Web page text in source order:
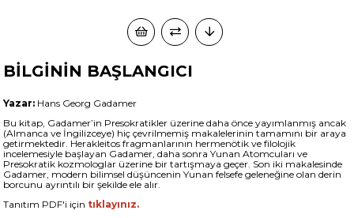
BİLGİNİN BAŞLANGICI
Yazar: Hans Georg Gadamer
Bu kitap, Gadamer’in Presokratikler üzerine daha önce yayımlanmış ancak
(Almanca ve İngilizceye) hiç çevrilmemiş makalelerinin tamamını bir araya
getirmektedir. Herakleitos fragmanlarının hermenötik ve filolojik
incelemesiyle başlayan Gadamer, daha sonra Yunan Atomcuları ve
Presokratik kozmologlar üzerine bir tartışmaya geçer. Son iki makalesinde
Gadamer, modern bilimsel düşüncenin Yunan felsefe geleneğine olan derin
borcunu ayrıntılı bir şekilde ele alır.
Tanıtım PDF'i için tıklayınız.